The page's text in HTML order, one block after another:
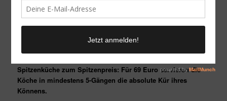
Der Monat Oktober steht endlich wieder ganz im Zeichen des
Genusses: Ab Sonntag, den 1. Oktober 2017 laden die
Düsseldorfer Spitzenköche unter dem Motto „EAT 5 Gänge,
PRAY 4 Köche, LOVE 69 Euro“ mit ihrem Best Of-Menü zum
Spitzenküche zum Spitzenpreis: Für 69 Euro servieren die
Köche in mindestens 5-Gängen die absolute Kür ihres
Könnens.